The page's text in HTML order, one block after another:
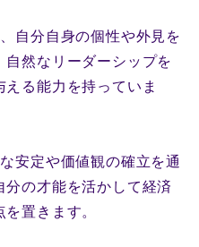
自分自身の個性や外見を
然なリーダーシップを
る能力を持っていま
安定や価値観の確立を通
分の才能を活かして経済
置きます。